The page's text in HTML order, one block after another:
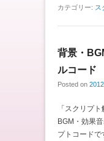
カテゴリー: ス
背景・
ルコード
Posted on
「スクリプ
BGM・効果
プトコード